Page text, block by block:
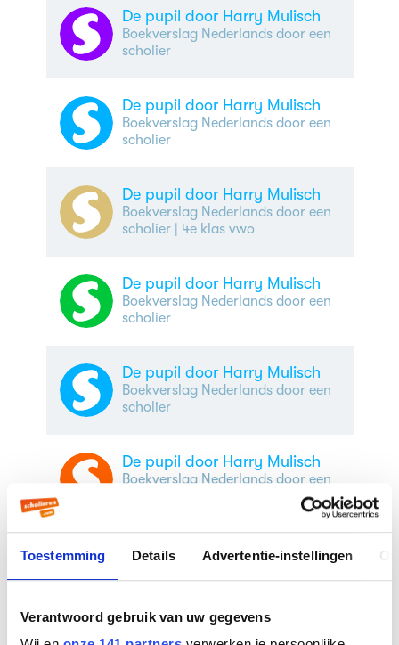
Toestemming Details Advertentie-instellingen
Verantwoord gebruik van uw gegevens
De pupil door Harry Mulisch
Boekverslag Nederlands door een
scholier
De pupil door Harry Mulisch
Boekverslag Nederlands door een
scholier
De pupil door Harry Mulisch
Boekverslag Nederlands door een
scholier| 4e klas vwo
De pupil door Harry Mulisch
Boekverslag Nederlands door een
scholier
De pupil door Harry Mulisch
Boekverslag Nederlands door een
scholier
De pupil door Harry Mulisch
Boekverslag Nederlands door een
De pupil door Harry Mulisch
scholier| 6e klas vwo
De pupil door Harry Mulisch